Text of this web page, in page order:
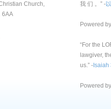
Church,
6AA
我 们 。” -
Powered by
“For the
lawgiver,
us.” - Isaiah
Powered by